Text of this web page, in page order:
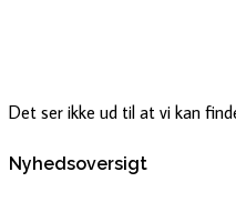
Det ser ikke ud til at vi kan
Nyhedsoversigt